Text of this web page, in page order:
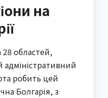
на
28 областей,
адміністративний
робить цей
Болгарія, з